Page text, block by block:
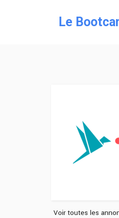
Le
Voir toutes les